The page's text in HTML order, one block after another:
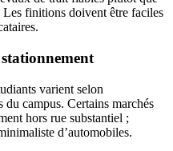
finitions doivent être faciles
varient selon
du campus. Certains marchés
hors rue substantiel ;
d’automobiles.